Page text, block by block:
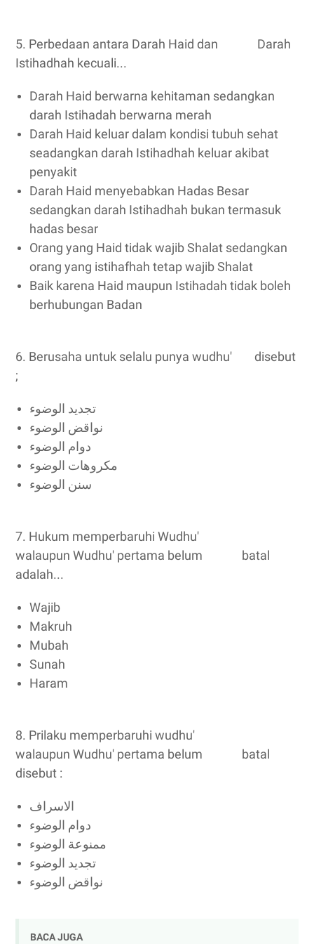
5. Perbedaan antara Darah Haid dan Darah
Istihadhah kecuali...
Darah Haid berwarna kehitaman sedangkan
darah Istihadah berwarna merah
Darah Haid keluar dalam kondisi tubuh sehat
seadangkan darah Istihadhah keluar akibat
penyakit
Darah Haid menyebabkan Hadas Besar
sedangkan darah Istihadhah bukan termasuk
hadas besar
Orang yang Haid tidak wajib Shalat sedangkan
orang yang istihafhah tetap wajib Shalat
Baik karena Haid maupun Istihadah tidak boleh
berhubungan Badan
6. Berusaha untuk selalu punya wudhu' disebut
;
تجديد الوضوء
نواقض الوضوء
دوام الوضوء
مكروهات الوضوء
سنن الوضوء
7. Hukum memperbaruhi Wudhu'
walaupun Wudhu' pertama belum batal
adalah...
Wajib
Makruh
Mubah
Sunah
Haram
8. Prilaku memperbaruhi wudhu'
walaupun Wudhu' pertama belum batal
disebut :
الاسراف
دوام الوضوء
ممنوعة الوضوء
تجديد الوضوء
نواقض الوضوء
BACA JUGA